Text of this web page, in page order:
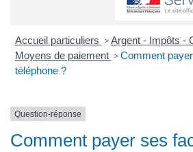
Accueil particuliers > Argent - Impôts -
Moyens de paiement > Comment
téléphone ?
Question-réponse
Comment payer ses